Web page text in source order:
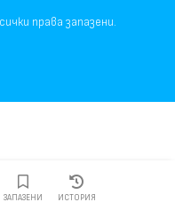
ЗАПАЗЕНИ ИСТОРИЯ
права запазени.